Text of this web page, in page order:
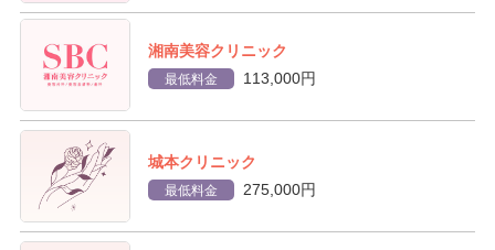
湘南美容クリニック
最低料金 113,000円
城本クリニック
最低料金 275,000円